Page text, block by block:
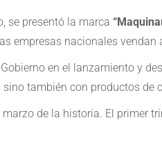
se presentó la marca
empresas nacionales vendan
en el lanzamiento y
también con productos de
de la historia. El primer